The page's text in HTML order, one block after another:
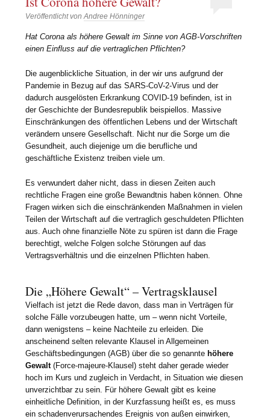
Veröffentlicht vonAndree Hönninger
Hat Corona als höhere Gewalt im Sinne von AGB-Vorschriften
einen Einfluss auf die vertraglichen Pflichten?
Die augenblickliche Situation, in der wir uns aufgrund der
Pandemie in Bezug auf das SARS-CoV-2-Virus und der
dadurch ausgelösten Erkrankung COVID-19 befinden, ist in
der Geschichte der Bundesrepublik beispiellos. Massive
Einschränkungen des öffentlichen Lebens und der Wirtschaft
verändern unsere Gesellschaft. Nicht nur die Sorge um die
Gesundheit, auch diejenige um die berufliche und
geschäftliche Existenz treiben viele um.
Es verwundert daher nicht, dass in diesen Zeiten auch
rechtliche Fragen eine große Bewandtnis haben können. Ohne
Fragen wirken sich die einschränkenden Maßnahmen in vielen
Teilen der Wirtschaft auf die vertraglich geschuldeten Pflichten
aus. Auch ohne finanzielle Nöte zu spüren ist dann die Frage
berechtigt, welche Folgen solche Störungen auf das
Vertragsverhältnis und die einzelnen Pflichten haben.
Die „Höhere Gewalt“ – Vertragsklausel
Vielfach ist jetzt die Rede davon, dass man in Verträgen für
solche Fälle vorzubeugen hatte, um – wenn nicht Vorteile,
dann wenigstens – keine Nachteile zu erleiden. Die
anscheinend selten relevante Klausel in Allgemeinen
Geschäftsbedingungen (AGB) über die so genannte höhere
Gewalt (Force-majeure-Klausel) steht daher gerade wieder
hoch im Kurs und zugleich in Verdacht, in Situation wie diesen
unverzichtbar zu sein. Für höhere Gewalt gibt es keine
einheitliche Definition, in der Kurzfassung heißt es, es muss
ein schadenverursachendes Ereignis von außen einwirken,